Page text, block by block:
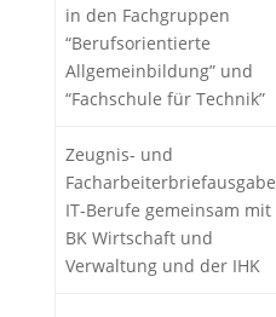
in den Fachgruppen
“Berufsorientierte
Allgemeinbildung” und
“Fachschule für Technik”
Zeugnis- und
Facharbeiterbriefausgabe
IT-Berufe gemeinsam mit
BK Wirtschaft und
Verwaltung und der IHK